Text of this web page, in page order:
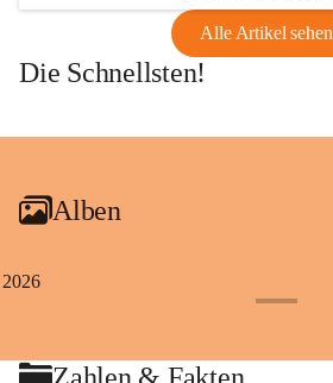
Alle Artikel sehen
Die Schnellsten!
Alben
2026
Zahlen & Fakten